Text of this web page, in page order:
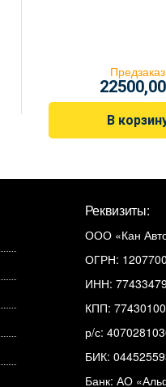
Предзаказ
22500,00
В
Реквизиты:
ООО «Кан
ОГРН:
ИНН:
КПП:
р/с:
БИК:
Банк: АО